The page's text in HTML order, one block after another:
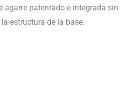
agarre patentado e integrada sin
estructura de la base.